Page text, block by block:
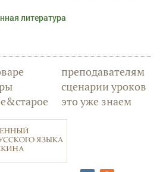
литература
преподавателям
сценарии уроков
это уже знаем